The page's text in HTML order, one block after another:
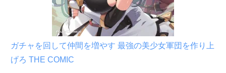
ガチャを回して仲間を増やす 最強の美少女軍団を作り上
げろ THE COMIC